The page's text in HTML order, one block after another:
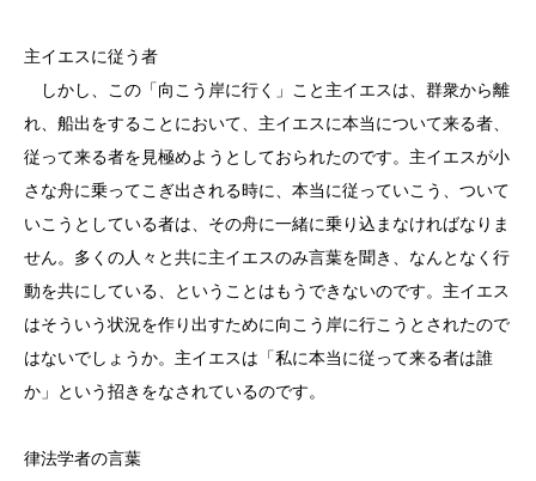
主イエスに従う者
しかし、この「向こう岸に行く」こと主イエスは、群衆から離
れ、船出をすることにおいて、主イエスに本当について来る者、
従って来る者を見極めようとしておられたのです。主イエスが小
さな舟に乗ってこぎ出される時に、本当に従っていこう、ついて
いこうとしている者は、その舟に一緒に乗り込まなければなりま
せん。多くの人々と共に主イエスのみ言葉を聞き、なんとなく行
動を共にしている、ということはもうできないのです。主イエス
はそういう状況を作り出すために向こう岸に行こうとされたので
はないでしょうか。主イエスは「私に本当に従って来る者は誰
か」という招きをなされているのです。
律法学者の言葉